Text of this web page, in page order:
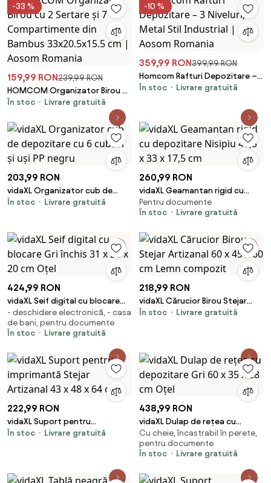
-33 %
159,99 RON239,99 RON
HOMCOM Organizator Birou cu
2 Sertare și 7 Compartimente
din Bambus 33x20.5x15.5 cm |
Aosom Romania
În stoc Livrare gratuită
-10 %
359,99 RON399,99 RON
Homcom Rafturi Depozitare – 3
Niveluri, Metal Stil Industrial |
În stoc Livrare gratuită
203,99 RON
vidaXL Organizator cub de
depozitare cu 6 cuburi și uși PP
În stoc Livrare gratuită
260,99 RON
vidaXL Geamantan rigid cu
depozitare Nisipiu 40,5 x 33 x
17,5 cm
Pentru documente
În stoc
Livrare gratuită
424,99 RON
vidaXL Seif digital cu blocare
Gri închis 31 x 20 x 20 cm Oțel
- deschidere electronică, - casa
de bani, pentru documente
În stoc
Livrare gratuită
218,99 RON
vidaXL Cărucior Birou Stejar
Artizanal 60 x 45 x 60 cm Lemn
În stoc Livrare gratuită
222,99 RON
vidaXL Suport pentru
imprimantă Stejar Artizanal 43
În stoc Livrare gratuită
438,99 RON
vidaXL Dulap de rețea cu
depozitare Gri 60 x 35 x 28 cm
Oțel
Cu cheie, încastrabil în perete,
pentru documente
În stoc
Livrare gratuită